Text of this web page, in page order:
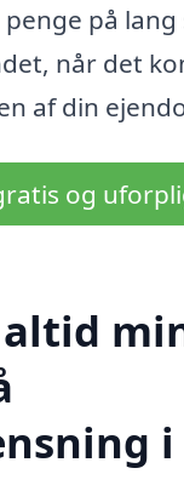
på
når det
af din
og